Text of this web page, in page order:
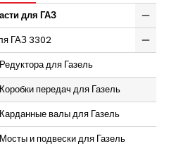
для ГАЗ
ГАЗ 3302
Редуктора для Газель
Коробки передач для Газель
Карданные валы для Газель
Мосты и подвески для Газель